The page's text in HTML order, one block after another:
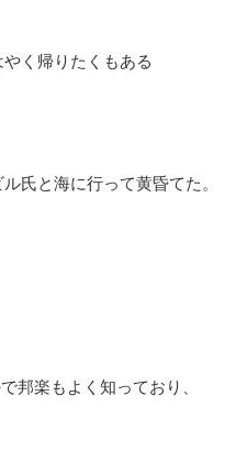
く帰りたくもある
氏と海に行って黄昏てた。
邦楽もよく知っており、